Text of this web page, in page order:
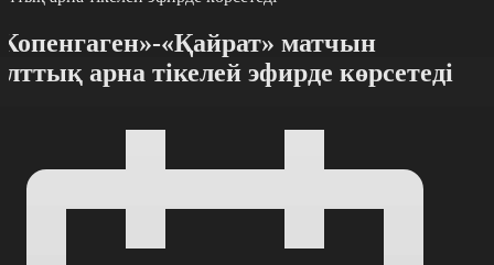
«Қайрат» матчын
арна тікелей эфирде көрсетеді